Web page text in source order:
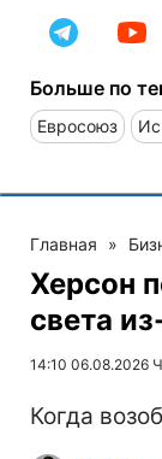
Больше по
Евросоюз
Главная »
Херсон
света
14:10 06.08.2026
Когда